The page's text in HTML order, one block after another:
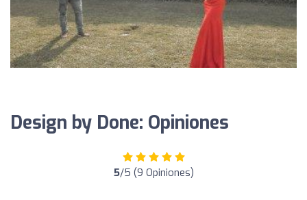
Design by Done: Opiniones
5/5 (9 Opiniones)